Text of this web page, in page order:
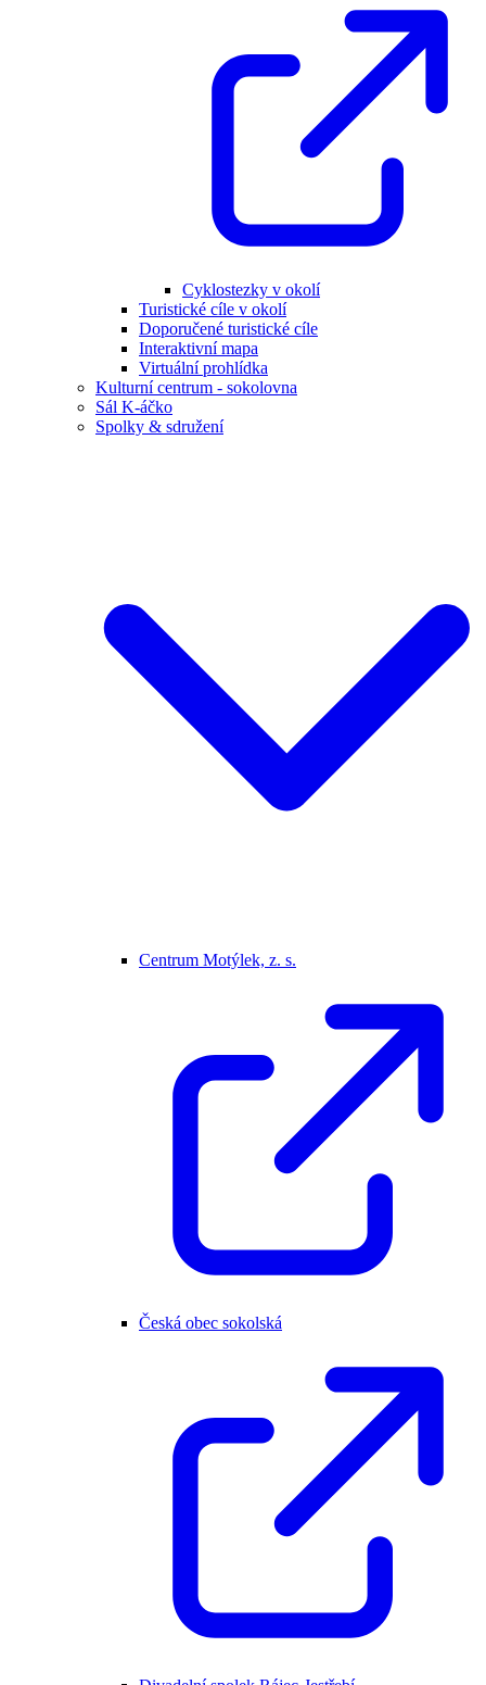
Cyklostezky v okolí
Turistické cíle v okolí
Doporučené turistické cíle
Interaktivní mapa
Virtuální prohlídka
Kulturní centrum - sokolovna
Sál K-áčko
Spolky & sdružení
Centrum Motýlek, z. s.
Česká obec sokolská